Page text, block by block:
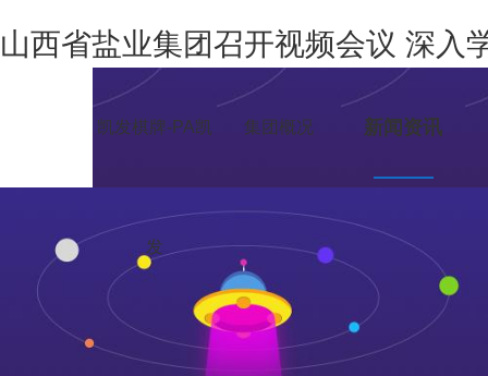
山西省盐业集团召开视频会议 深入
凯发棋牌-PA凯
发
集团概况 新闻资讯